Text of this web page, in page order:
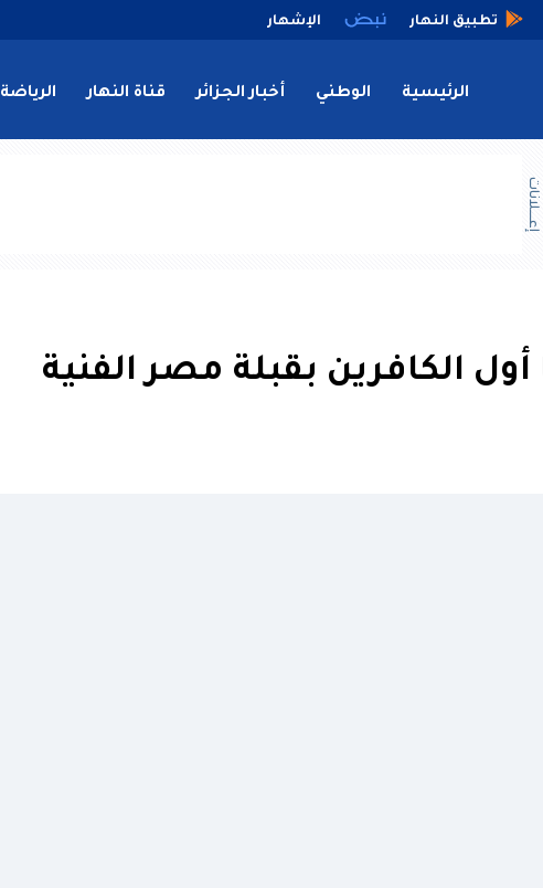
تطبيق النهار الإشهار
الرئيسية الوطني أخبار الجزائر قناة النهار الرياضة
إعــــلانات
الكافرين بقبلة مصر الفنية